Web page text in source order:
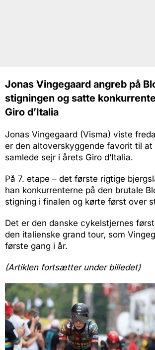
Jonas Vingegaard angreb på
stigningen og satte
Giro d’Italia
Jonas Vingegaard (Visma) viste
er den altoverskyggende favorit til at
samlede sejr i årets Giro d’Italia.
På 7. etape – det første rigtige
han konkurrenterne på den brutale
stigning i finalen og kørte først over
Det er den danske cykelstjernes
den italienske grand tour, som
første gang i år.
(Artiklen fortsætter under billedet)